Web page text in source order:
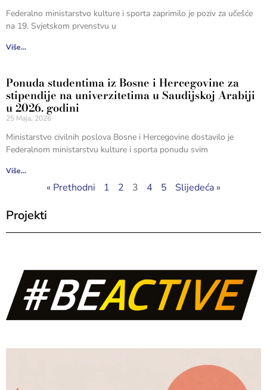
Federalno ministarstvo kulture i sporta zaprimilo je poziv za učešće
na 19. Svjetskom prvenstvu u
Više...
Ponuda studentima iz Bosne i Hercegovine za
stipendije na univerzitetima u Saudijskoj Arabiji
u 2026. godini
25 Maja, 2026
Ministarstvo civilnih poslova Bosne i Hercegovine dostavilo je
Federalnom ministarstvu kulture i sporta ponudu svim
Više...
« Prethodni 1 2 3 4 5 Slijedeća »
Projekti